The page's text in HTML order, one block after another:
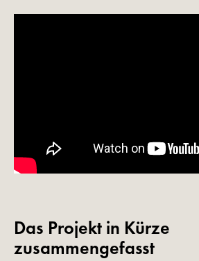
Das Projekt in Kürze
zusammengefasst